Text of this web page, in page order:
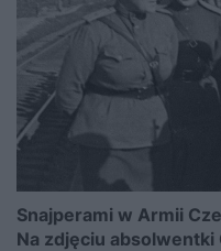
Snajperami w Armii
Na zdjęciu absolwentki